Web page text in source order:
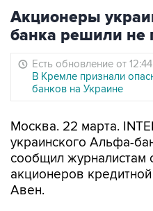
Акционеры
банка решили не
Есть обновление от 12:44
В Кремле признали
банков на Украине
Москва. 22 марта.
украинского Альфа-
сообщил журналистам
акционеров
Авен.